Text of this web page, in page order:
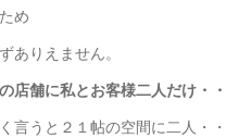
め
ありえません。
店舗に私とお客様二人だけ・・
言うと２１帖の空間に二人・・